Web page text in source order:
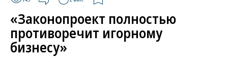
«Законопроект полностью
противоречит игорному
бизнесу»